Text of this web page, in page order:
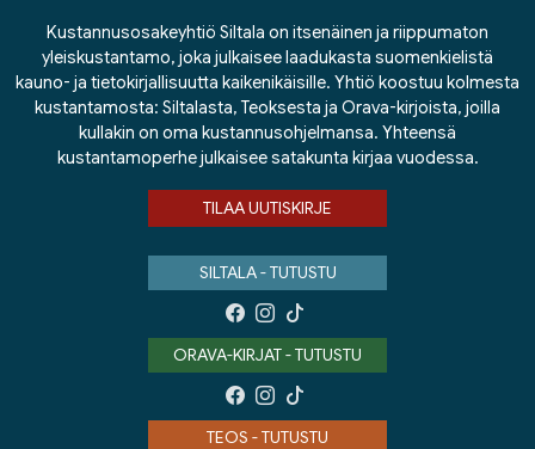
Kustannusosakeyhtiö Siltala on itsenäinen ja riippumaton
yleiskustantamo, joka julkaisee laadukasta suomenkielistä
kauno- ja tietokirjallisuutta kaikenikäisille. Yhtiö koostuu kolmesta
kustantamosta: Siltalasta, Teoksesta ja Orava-kirjoista, joilla
kullakin on oma kustannusohjelmansa. Yhteensä
kustantamoperhe julkaisee satakunta kirjaa vuodessa.
TILAA UUTISKIRJE
SILTALA - TUTUSTU
ORAVA-KIRJAT - TUTUSTU
TEOS - TUTUSTU